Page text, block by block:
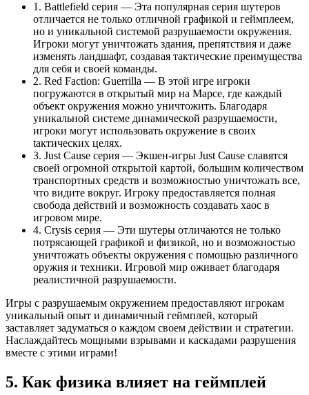
1. Battlefield серия — Эта популярная серия шутеров
отличается не только отличной графикой и геймплеем,
но и уникальной системой разрушаемости окружения.
Игроки могут уничтожать здания, препятствия и даже
изменять ландшафт, создавая тактические преимущества
для себя и своей команды.
2. Red Faction: Guerrilla — В этой игре игроки
погружаются в открытый мир на Марсе, где каждый
объект окружения можно уничтожить. Благодаря
уникальной системе динамической разрушаемости,
игроки могут использовать окружение в своих
tактических целях.
3. Just Cause серия — Экшен-игры Just Cause славятся
своей огромной открытой картой, большим количеством
транспортных средств и возможностью уничтожать все,
что видите вокруг. Игроку предоставляется полная
свобода действий и возможность создавать хаос в
игровом мире.
4. Crysis серия — Эти шутеры отличаются не только
потрясающей графикой и физикой, но и возможностью
уничтожать объекты окружения с помощью различного
оружия и техники. Игровой мир оживает благодаря
реалистичной разрушаемости.
Игры с разрушаемым окружением предоставляют игрокам
уникальный опыт и динамичный геймплей, который
заставляет задуматься о каждом своем действии и стратегии.
Наслаждайтесь мощными взрывами и каскадами разрушения
вместе с этими играми!
5. Как физика влияет на геймплей